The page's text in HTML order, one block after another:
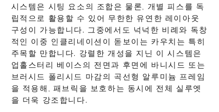
시스템은 시팅 요소의 조합은 물론, 개별 피스를 독
립적으로 활용할 수 있어 무한한 유연한 레이아웃
구성이 가능합니다. 그중에서도 넉넉한 비례와 독창
적인 이중 인클리네이션이 돋보이는 카우치는 특히
주목할 만합니다. 강렬한 개성을 지닌 이 시스템은
업홀스터리 베이스의 전면과 후면에 바니시드 또는
브러시드 폴리시드 마감의 곡선형 알루미늄 프레임
을 적용해, 패브릭을 보호하는 동시에 전체 실루엣
을 더욱 강조합니다.